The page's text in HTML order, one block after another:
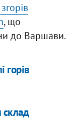
, що
до Варшави.
горів
склад